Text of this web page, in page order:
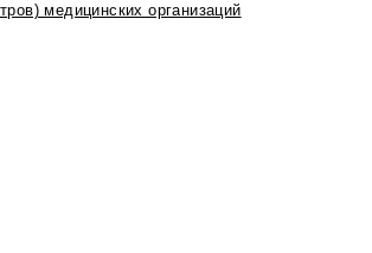
медицинских организаций